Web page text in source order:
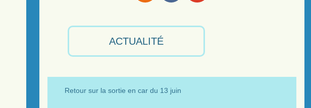
ACTUALITÉ
Retour sur la sortie en car du 13 juin